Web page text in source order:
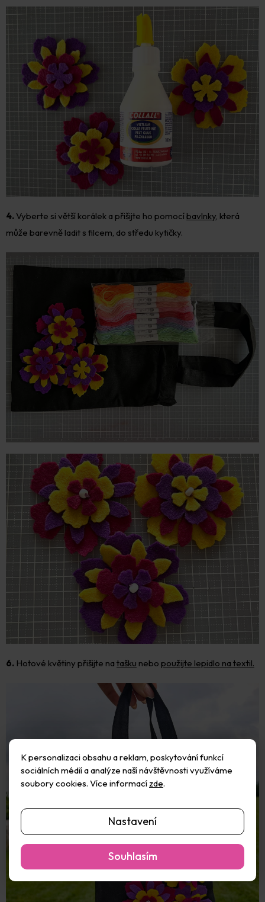
K personalizaci obsahu a reklam, poskytování funkcí
sociálních médií a analýze naší návštěvnosti využíváme
soubory cookies. Více informací zde.
Nastavení
Souhlasím
4. Vyberte si větší korálek a přišijte ho pomocíbavlnky , která
může barevně ladit s filcem, do středu kytičky.
6. Hotové květiny přišijte na tašku nebo použijte lepidlo na textil.